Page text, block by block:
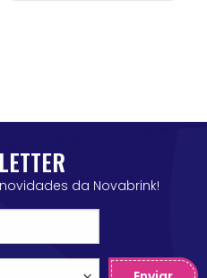
da Novabrink!